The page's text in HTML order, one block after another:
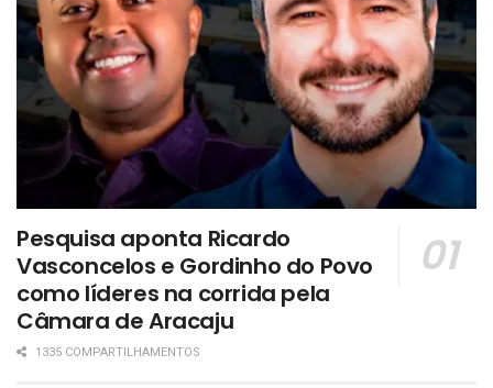
Pesquisa aponta Ricardo
Vasconcelos e Gordinho do Povo
como líderes na corrida pela
Câmara de Aracaju
1335 COMPARTILHAMENTOS